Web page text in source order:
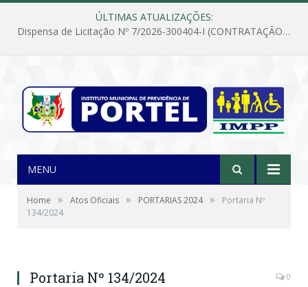
ÚLTIMAS ATUALIZAÇÕES:
Dispensa de Licitação Nº 7/2026-300404-I (CONTRATAÇÃO DE EMPRESA PARA MANUTENÇÃO E REPARAÇÃO DE APARELHOS DE AR CONDICIONADO, EM ATENDIMENTO ÀS NECESSIDADES DO INSTITUTO DE PREVIDÊNCIA MUNICIPAL DE PORTEL/PA)
MENU
Home » Atos Oficiais » PORTARIAS 2024 »
Portaria Nº
134/2024
Portaria Nº 134/2024 0